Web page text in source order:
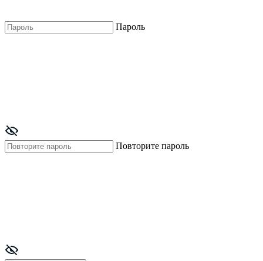
Пароль
Повторите пароль